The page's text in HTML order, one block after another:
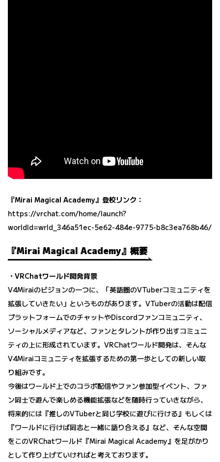
『Mirai Magical Academy』登校リンク：
https://vrchat.com/home/launch?
worldId=wrld_346a51ec-5e62-484e-9775-b8c3ea768b46/
『Mirai Magical Academy』概要
・VRChatワールド開発背景
V4Miraiのビジョンの一つに、「英語圏のVTuberコミュニティを
拡張していきたい」というものがあります。VTuberの活動は配信
プラットフォームでのチャットやDiscordファンコミュニティ、
ソーシャルメディアなど、ファンとタレントが作り出すコミュニ
ティの上に形成されています。VRChatワールド開発は、そんな
V4Miraiコミュニティを拡張するための第一歩としての新しい取
り組みです。
今後はワールド上でのコラボ配信やファン参加型イベント、ファ
ン同士で遊んで楽しめる機能拡張などを随時行っていきながら、
将来的には『推しのVTuberと同じ学校に遊びに行ける』もしくは
『ワールドに行けば同志と一緒に語り合える』など、そんな空間
をこのVRChatワールド『Mirai Magical Academy』を足がかり
として作り上げていければと考えております。